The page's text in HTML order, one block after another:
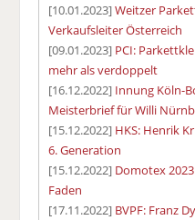
[10.01.2023]Weitzer
Verkaufsleiter Österreich
[09.01.2023] PCI:
mehr als verdoppelt
[16.12.2022] Innung Köln-
Meisterbrief für Willi
[15.12.2022] HKS: Henrik
6. Generation
[15.12.2022] Domotex
Faden
[17.11.2022] BVPF: Franz